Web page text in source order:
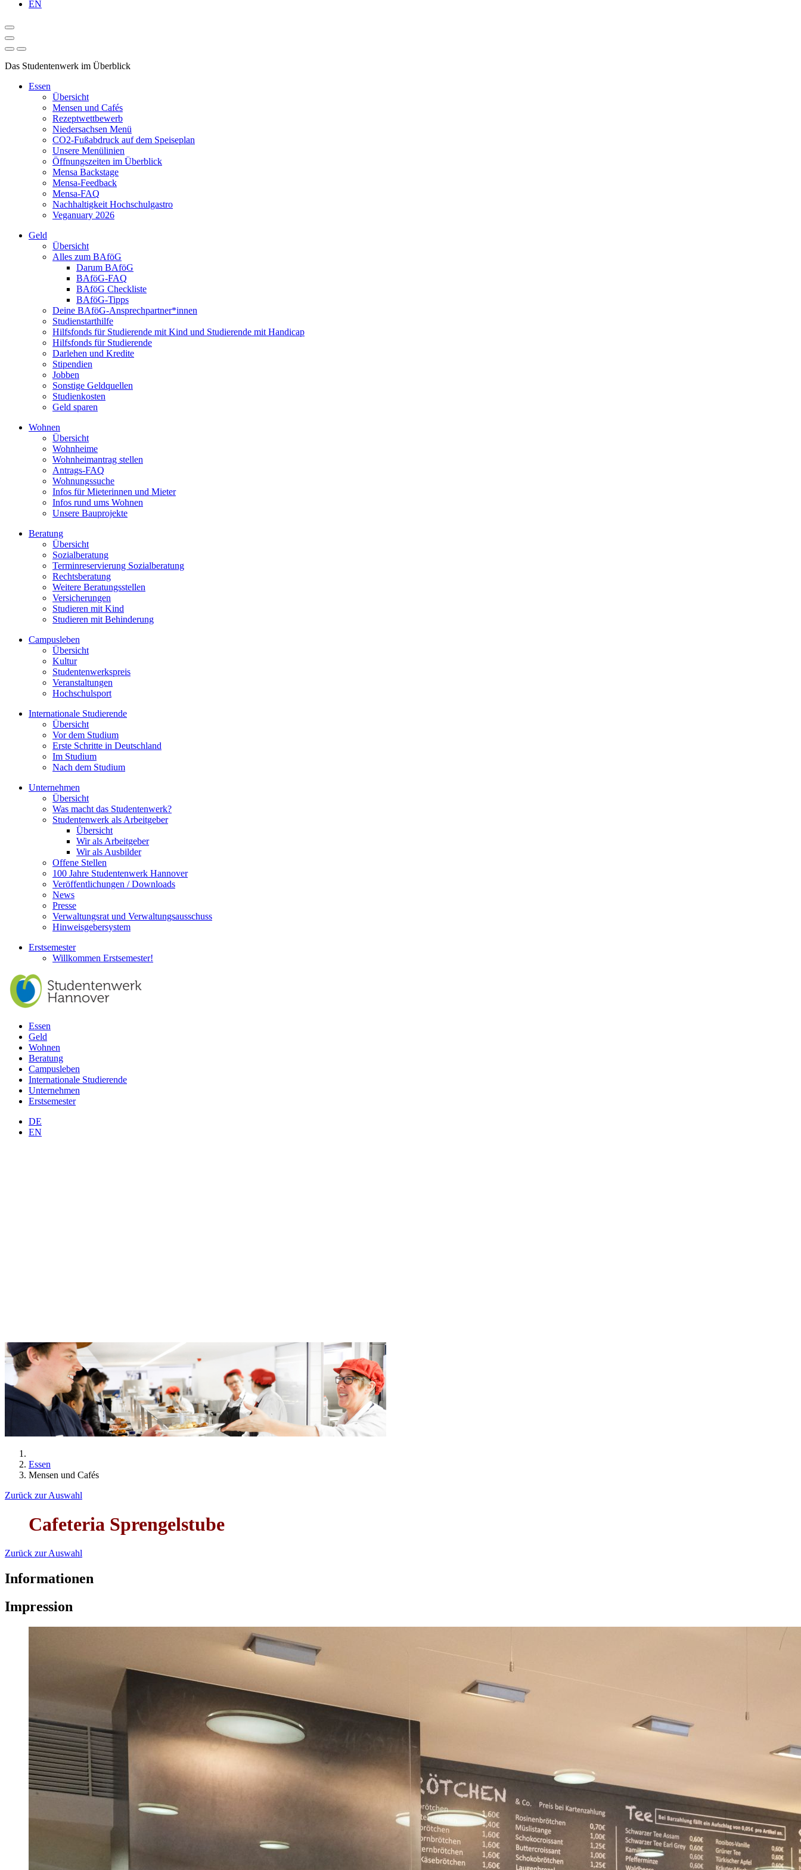
EN
Das Studentenwerk im Überblick
Essen
Übersicht
Mensen und Cafés
Rezeptwettbewerb
Niedersachsen Menü
CO2-Fußabdruck auf dem Speiseplan
Unsere Menülinien
Öffnungszeiten im Überblick
Mensa Backstage
Mensa-Feedback
Mensa-FAQ
Nachhaltigkeit Hochschulgastro
Veganuary 2026
Geld
Übersicht
Alles zum BAföG
Darum BAföG
BAföG-FAQ
BAföG Checkliste
BAföG-Tipps
Deine BAföG-Ansprechpartner*innen
Studienstarthilfe
Hilfsfonds für Studierende mit Kind und Studierende mit Handicap
Hilfsfonds für Studierende
Darlehen und Kredite
Stipendien
Jobben
Sonstige Geldquellen
Studienkosten
Geld sparen
Wohnen
Übersicht
Wohnheime
Wohnheimantrag stellen
Antrags-FAQ
Wohnungssuche
Infos für Mieterinnen und Mieter
Infos rund ums Wohnen
Unsere Bauprojekte
Beratung
Übersicht
Sozialberatung
Terminreservierung Sozialberatung
Rechtsberatung
Weitere Beratungsstellen
Versicherungen
Studieren mit Kind
Studieren mit Behinderung
Campusleben
Übersicht
Kultur
Studentenwerkspreis
Veranstaltungen
Hochschulsport
Internationale Studierende
Übersicht
Vor dem Studium
Erste Schritte in Deutschland
Im Studium
Nach dem Studium
Unternehmen
Übersicht
Was macht das Studentenwerk?
Studentenwerk als Arbeitgeber
Übersicht
Wir als Arbeitgeber
Wir als Ausbilder
Offene Stellen
100 Jahre Studentenwerk Hannover
Veröffentlichungen / Downloads
News
Presse
Verwaltungsrat und Verwaltungsausschuss
Hinweisgebersystem
Erstsemester
Willkommen Erstsemester!
Essen
Geld
Wohnen
Beratung
Campusleben
Internationale Studierende
Unternehmen
Erstsemester
DE
EN
Essen
Mensen und Cafés
Zurück zur Auswahl
Cafeteria Sprengelstube
Zurück zur Auswahl
Informationen
Impression